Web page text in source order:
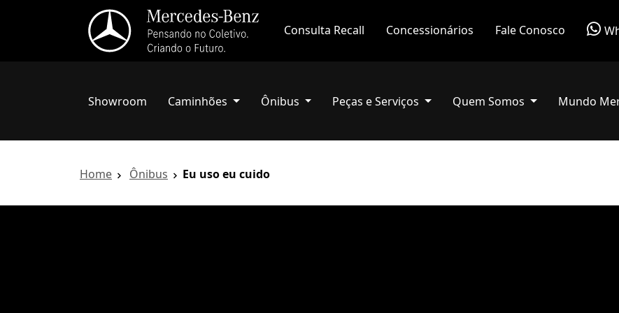
Consulta Recall Concessionários Fale Conosco
Showroom Caminhões Ônibus Peças e Serviços Quem Somos Mundo
Home Ônibus Eu uso eu cuido